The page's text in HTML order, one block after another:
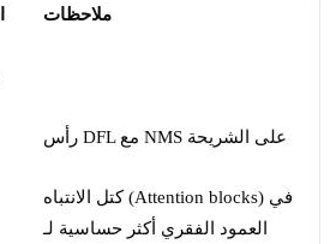
ملاحظات
رأس DFL مع NMS على الشريحة
كتل الانتباه (Attention blocks) في
العمود الفقري أكثر حساسية لـ